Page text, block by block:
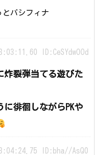
とパシフィナ
ID:CeSYdwOOd
炸裂弾当てる遊びた
徘徊しながらPKや
ID:bha//AsQ0